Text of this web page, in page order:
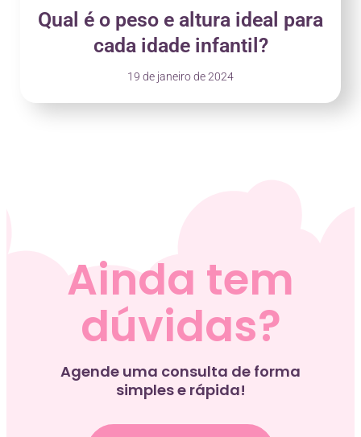
Qual é o peso e altura ideal para
cada idade infantil?
19 de janeiro de 2024
Ainda tem
dúvidas?
Agende uma consulta de forma
simples e rápida!